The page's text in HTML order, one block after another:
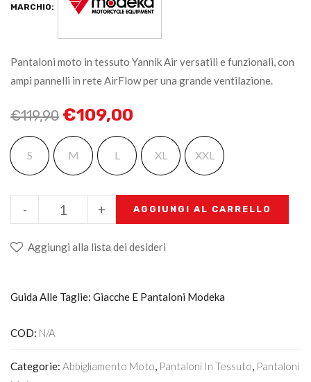
MARCHIO:
Pantaloni moto in tessuto Yannik Air versatili e funzionali, con
ampi pannelli in rete AirFlow per una grande ventilazione.
€119,90 €109,00
S M L XL XXL
+
- AGGIUNGI AL CARRELLO
Aggiungi alla lista dei desideri
Guida Alle Taglie: Giacche E Pantaloni Modeka
COD: N/A
Categorie: Abbigliamento Moto, Pantaloni In Tessuto, Pantaloni